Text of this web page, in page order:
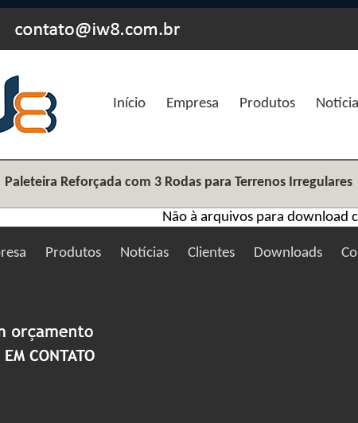
Início Empresa Produtos
Paleteira Reforçada com 3 Rodas para Terrenos Irregulares
Não à arquivos para download
Produtos Notícias Clientes Downloads